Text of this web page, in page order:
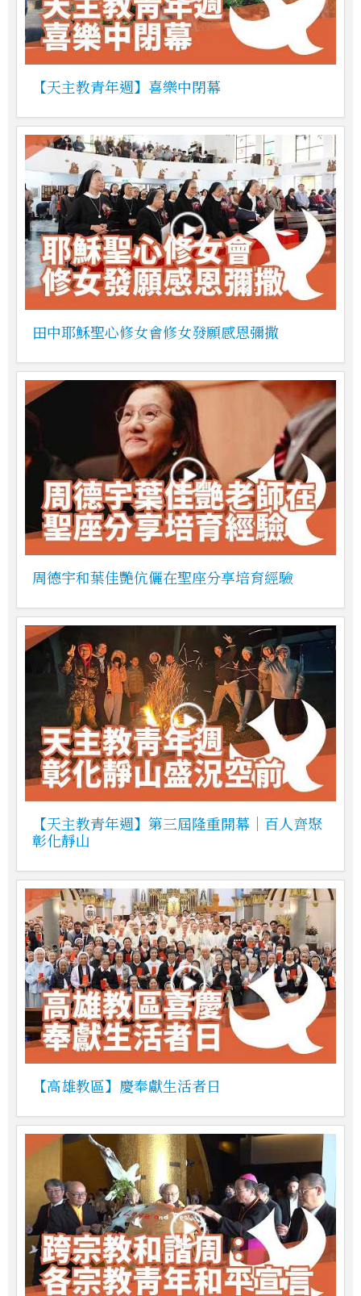
【天主教青年週】喜樂中閉幕
田中耶穌聖心修女會修女發願感恩彌撒
周德宇和葉佳艷伉儷在聖座分享培育經驗
【天主教青年週】第三屆隆重開幕｜百人齊聚
彰化靜山
【高雄教區】慶奉獻生活者日